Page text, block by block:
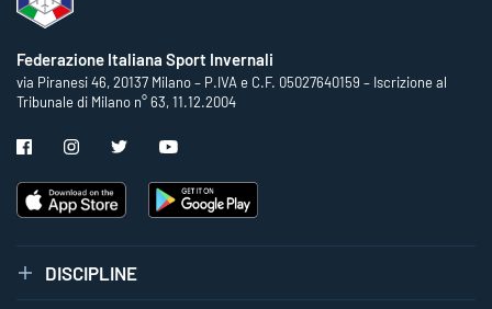
Federazione Italiana Sport Invernali
via Piranesi 46, 20137 Milano – P.IVA e C.F. 05027640159 – Iscrizione al
Tribunale di Milano n° 63, 11.12.2004
DISCIPLINE